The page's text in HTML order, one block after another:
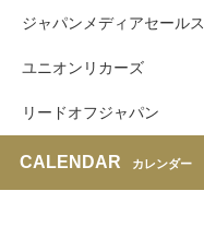
ジャパンメディアセールス
ユニオンリカーズ
リードオフジャパン
CALENDAR カレンダー